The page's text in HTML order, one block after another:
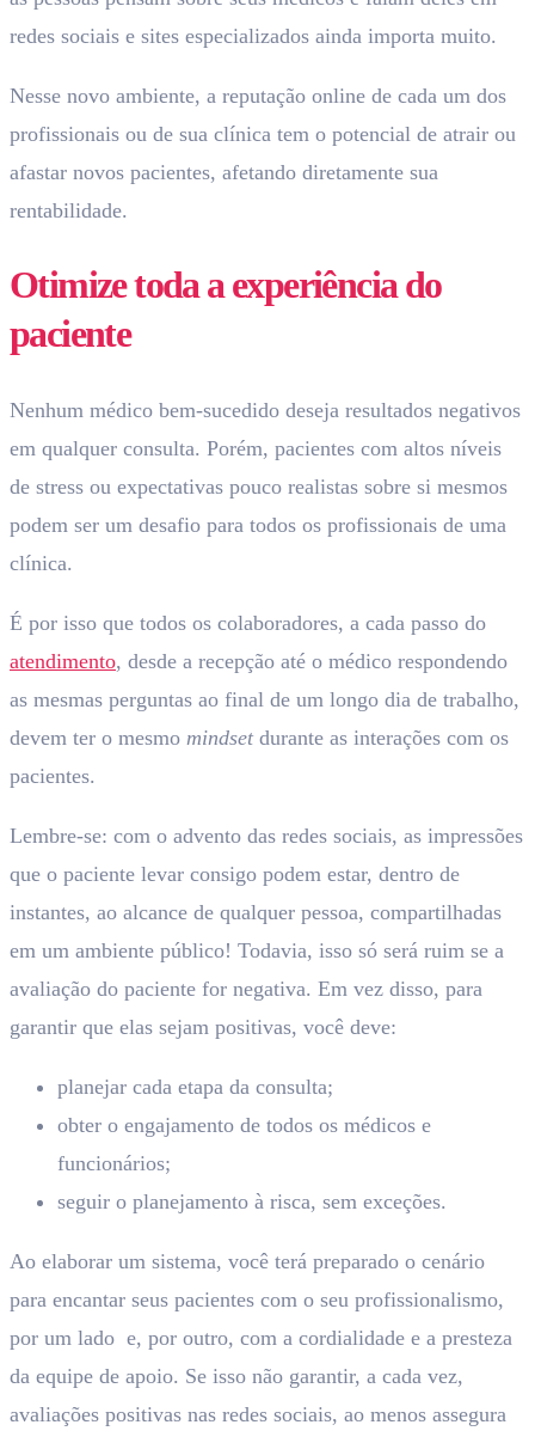
redes sociais e sites especializados ainda importa muito.
Nesse novo ambiente, a reputação online de cada um dos
profissionais ou de sua clínica tem o potencial de atrair ou
afastar novos pacientes, afetando diretamente sua
rentabilidade.
Otimize toda a experiência do
paciente
Nenhum médico bem-sucedido deseja resultados negativos
em qualquer consulta. Porém, pacientes com altos níveis
de stress ou expectativas pouco realistas sobre si mesmos
podem ser um desafio para todos os profissionais de uma
clínica.
É por isso que todos os colaboradores, a cada passo do
atendimento, desde a recepção até o médico respondendo
as mesmas perguntas ao final de um longo dia de trabalho,
devem ter o mesmo mindsetdurante as interações com os
pacientes.
Lembre-se: com o advento das redes sociais, as impressões
que o paciente levar consigo podem estar, dentro de
instantes, ao alcance de qualquer pessoa, compartilhadas
em um ambiente público! Todavia, isso só será ruim se a
avaliação do paciente for negativa. Em vez disso, para
garantir que elas sejam positivas, você deve:
planejar cada etapa da consulta;
obter o engajamento de todos os médicos e
funcionários;
seguir o planejamento à risca, sem exceções.
Ao elaborar um sistema, você terá preparado o cenário
para encantar seus pacientes com o seu profissionalismo,
por um lado e, por outro, com a cordialidade e a presteza
da equipe de apoio. Se isso não garantir, a cada vez,
avaliações positivas nas redes sociais, ao menos assegura